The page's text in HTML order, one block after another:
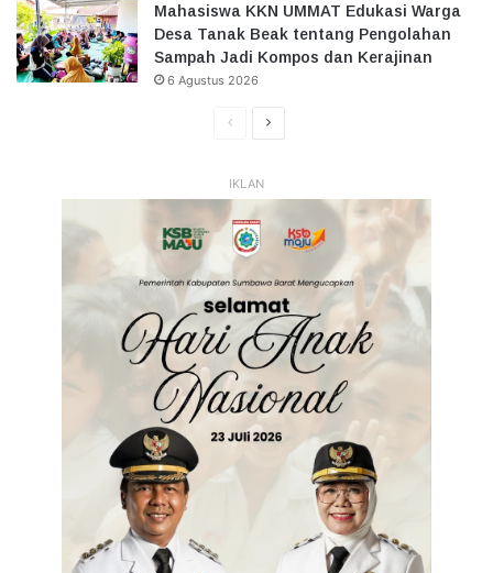
Mahasiswa KKN UMMAT Edukasi Warga
Desa Tanak Beak tentang Pengolahan
Sampah Jadi Kompos dan Kerajinan
6 Agustus 2026
HalamanHalaman
IKLAN